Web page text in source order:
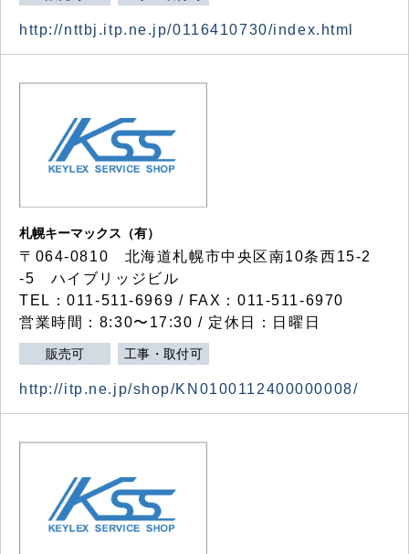
http://nttbj.itp.ne.jp/0116410730/index.html
札幌キーマックス（有）
〒064-0810 北海道札幌市中央区南10条西15-2
-5 ハイブリッジビル
TEL：011-511-6969 / FAX：011-511-6970
営業時間：8:30〜17:30 / 定休日：日曜日
販売可 工事・取付可
http://itp.ne.jp/shop/KN0100112400000008/